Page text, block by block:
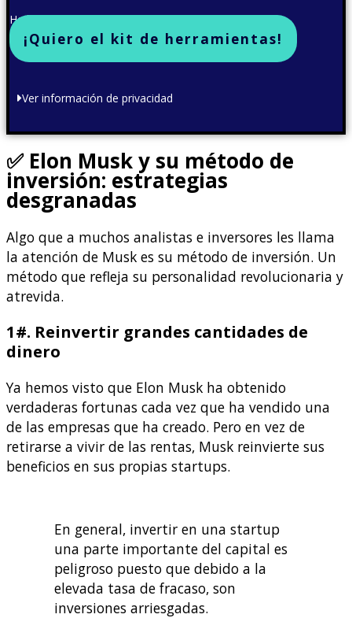
He leído y acepto la política de privacidad
¡Quiero el kit de herramientas!
Ver información de privacidad
✅ Elon Musk y su método de
inversión: estrategias
desgranadas
Algo que a muchos analistas e inversores les llama
la atención de Musk es su método de inversión. Un
método que refleja su personalidad revolucionaria y
atrevida.
1#. Reinvertir grandes cantidades de
dinero
Ya hemos visto que Elon Musk ha obtenido
verdaderas fortunas cada vez que ha vendido una
de las empresas que ha creado. Pero en vez de
retirarse a vivir de las rentas, Musk reinvierte sus
beneficios en sus propias startups.
En general, invertir en una startup
una parte importante del capital es
peligroso puesto que debido a la
elevada tasa de fracaso, son
inversiones arriesgadas.